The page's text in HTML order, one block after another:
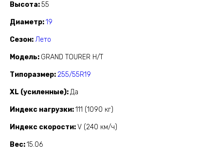
Высота 55
Диаметр 19
Сезон Лето
Модель GRAND TOURER H/T
Типоразмер 255/55R19
XL (усиленные) Да
Индекс нагрузки 111 (1090 кг)
Индекс скорости V (240 км/ч)
Вес 15.06